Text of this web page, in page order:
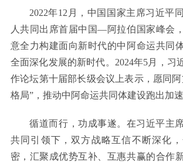
2022年12月，中国国家主席习近平
人共同出席首届中国—阿拉伯国家峰会
意全力构建面向新时代的中阿命运共同
全面深化发展的新时代。2024年5月，习
作论坛第十届部长级会议上表示，愿同
格局”，推动中阿命运共同体建设跑出加速
循道而行，功成事遂。在习近平主席
共同引领下，双方战略互信不断深化
密，汇聚成优势互补、互惠共赢的合作